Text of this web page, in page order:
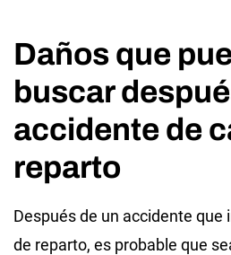
Daños que
buscar
accidente de
reparto
Después de un accidente que
de reparto, es probable que